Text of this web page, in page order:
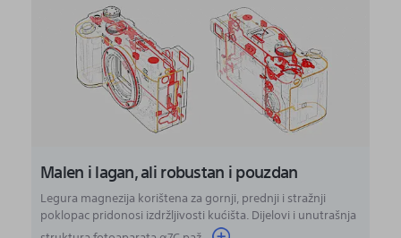
Malen i lagan, ali robustan i pouzdan
Legura magnezija korištena za gornji, prednji i stražnji
poklopac pridonosi izdržljivosti kućišta. Dijelovi i unutrašnja